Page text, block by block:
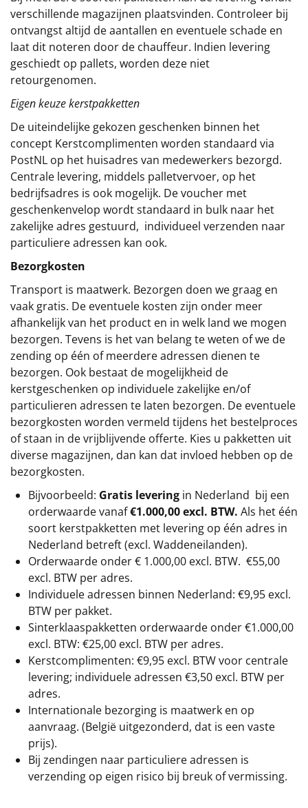
verschillende magazijnen plaatsvinden. Controleer bij
ontvangst altijd de aantallen en eventuele schade en
laat dit noteren door de chauffeur. Indien levering
geschiedt op pallets, worden deze niet
retourgenomen.
Eigen keuze kerstpakketten
De uiteindelijke gekozen geschenken binnen het
concept Kerstcomplimenten worden standaard via
PostNL op het huisadres van medewerkers bezorgd.
Centrale levering, middels palletvervoer, op het
bedrijfsadres is ook mogelijk. De voucher met
geschenkenvelop wordt standaard in bulk naar het
zakelijke adres gestuurd, individueel verzenden naar
particuliere adressen kan ook.
Bezorgkosten
Transport is maatwerk. Bezorgen doen we graag en
vaak gratis. De eventuele kosten zijn onder meer
afhankelijk van het product en in welk land we mogen
bezorgen. Tevens is het van belang te weten of we de
zending op één of meerdere adressen dienen te
bezorgen. Ook bestaat de mogelijkheid de
kerstgeschenken op individuele zakelijke en/of
particulieren adressen te laten bezorgen. De eventuele
bezorgkosten worden vermeld tijdens het bestelproces
of staan in de vrijblijvende offerte. Kies u pakketten uit
diverse magazijnen, dan kan dat invloed hebben op de
bezorgkosten.
Bijvoorbeeld: Gratis levering in Nederland bij een
orderwaarde vanaf€1.000,00 excl. BTW. Als het één
soort kerstpakketten met levering op één adres in
Nederland betreft (excl. Waddeneilanden).
Orderwaarde onder € 1.000,00 excl. BTW. €55,00
excl. BTW per adres.
Individuele adressen binnen Nederland: €9,95 excl.
BTW per pakket.
Sinterklaaspakketten orderwaarde onder €1.000,00
excl. BTW: €25,00 excl. BTW per adres.
Kerstcomplimenten: €9,95 excl. BTW voor centrale
levering; individuele adressen €3,50 excl. BTW per
adres.
Internationale bezorging is maatwerk en op
aanvraag. (België uitgezonderd, dat is een vaste
prijs).
Bij zendingen naar particuliere adressen is
verzending op eigen risico bij breuk of vermissing.